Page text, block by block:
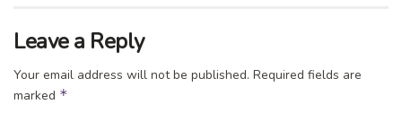
Leave a Reply
Your email address will not be published. Required fields are
marked *